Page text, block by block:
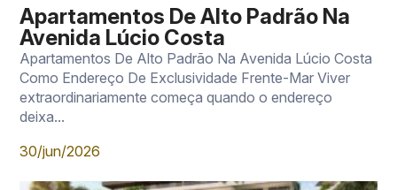
Apartamentos De Alto Padrão Na
Avenida Lúcio Costa
Apartamentos De Alto Padrão Na Avenida Lúcio Costa
Como Endereço De Exclusividade Frente-Mar Viver
extraordinariamente começa quando o endereço
deixa...
30/jun/2026